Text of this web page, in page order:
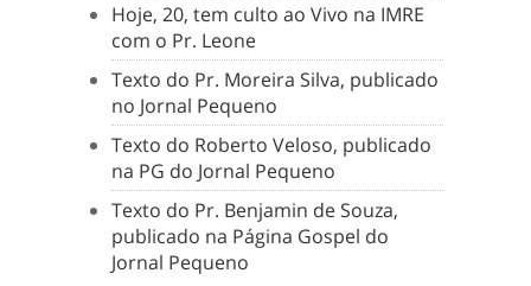
Hoje, 20, tem culto ao Vivo na IMRE
com o Pr. Leone
Texto do Pr. Moreira Silva, publicado
no Jornal Pequeno
Texto do Roberto Veloso, publicado
na PG do Jornal Pequeno
Texto do Pr. Benjamin de Souza,
publicado na Página Gospel do
Jornal Pequeno